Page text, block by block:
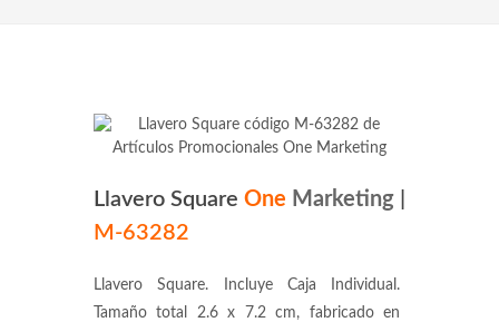
Llavero Square One Marketing
M-63282
Llavero Square. Incluye Caja Individual.
Tamaño total 2.6 x 7.2 cm, fabricado en